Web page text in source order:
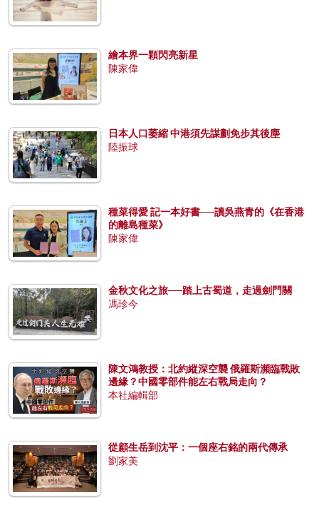
繪本界一顆閃亮新星
陳家偉
日本人口萎縮 中港須先謀劃免步其後塵
陸振球
種菜得愛 記一本好書──讀吳燕青的《在香港
的離島種菜》
陳家偉
金秋文化之旅──踏上古蜀道，走過劍門關
馮珍今
陳文鴻教授：北約縱深空襲 俄羅斯瀕臨戰敗
邊緣？中國零部件能左右戰局走向？
本社編輯部
從顧生岳到沈平：一個座右銘的兩代傳承
劉家美